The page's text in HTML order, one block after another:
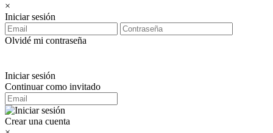
×
Iniciar sesión
Olvidé mi contraseña
Iniciar sesión
Continuar como invitado
Crear una cuenta